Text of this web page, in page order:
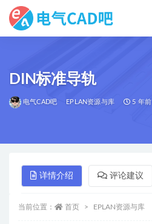
DIN标准导轨
电气CAD吧 EPLAN资源与库 5 年前
详情介绍 评论建议
当前位置： 首页 EPLAN资源与库